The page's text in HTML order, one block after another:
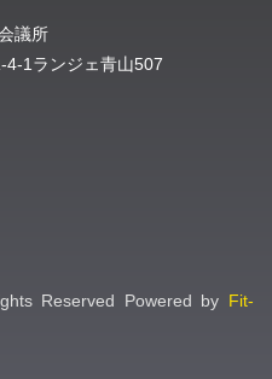
議所
4-1ランジェ青山507
Reserved Powered by Fit-